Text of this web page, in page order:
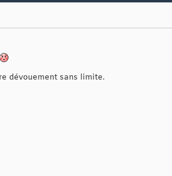
dévouement sans limite.